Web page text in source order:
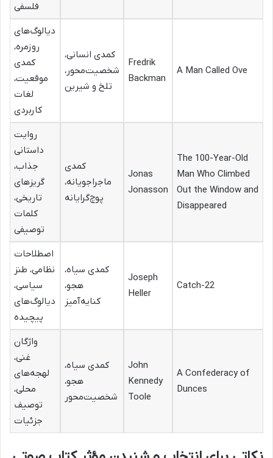
فلسفی
A Man Called Ove
Fredrik
Backman
کمدی انسانی،
شخصیت‌محور،
تلخ و شیرین
دیالوگ‌های
روزمره،
کمدی
موقعیت،
لغات
کاربردی
The 100-Year-Old
Man Who Climbed
Out the Window and
Disappeared
Jonas
Jonasson
کمدی
ماجراجویانه،
پوچ‌گرایانه
روایت
داستانی
جذاب،
گریزهای
تاریخی،
کلمات
توصیفی
Catch-22
Joseph
Heller
کمدی سیاه،
هجو،
کنایه‌آمیز
اصطلاحات
نظامی، طنز
سیاسی،
دیالوگ‌های
پیچیده
A Confederacy of
Dunces
John
Kennedy
Toole
کمدی سیاه،
هجو،
شخصیت‌محور
واژگان
غنی،
لهجه‌های
محلی،
توصیف
جزئیات